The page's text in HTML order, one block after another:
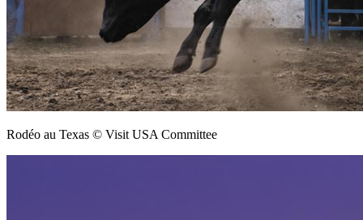
Rodéo au Texas © Visit USA Committee